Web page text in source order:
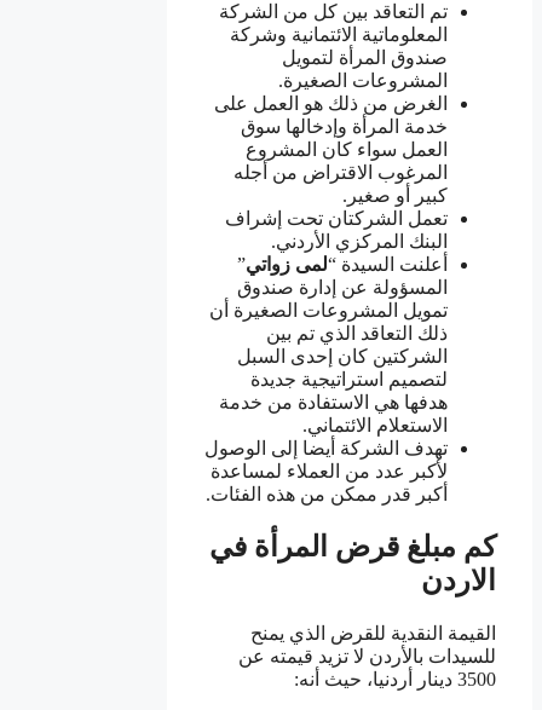
تم التعاقد بين كل من الشركة
المعلوماتية الائتمانية وشركة
صندوق المرأة لتمويل
المشروعات الصغيرة.
الغرض من ذلك هو العمل على
خدمة المرأة وإدخالها سوق
العمل سواء كان المشروع
المرغوب الاقتراض من أجله
كبير أو صغير.
تعمل الشركتان تحت إشراف
البنك المركزي الأردني.
أعلنت السيدة “لمى زواتي”
المسؤولة عن إدارة صندوق
تمويل المشروعات الصغيرة أن
ذلك التعاقد الذي تم بين
الشركتين كان إحدى السبل
لتصميم استراتيجية جديدة
هدفها هي الاستفادة من خدمة
الاستعلام الائتماني.
تهدف الشركة أيضا إلى الوصول
لأكبر عدد من العملاء لمساعدة
أكبر قدر ممكن من هذه الفئات.
كم مبلغ قرض المرأة في
الاردن
القيمة النقدية للقرض الذي يمنح
للسيدات بالأردن لا تزيد قيمته عن
3500 دينار أردنيا، حيث أنه: